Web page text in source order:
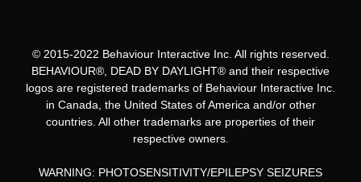
© 2015-2022 Behaviour Interactive Inc. All rights reserved.
BEHAVIOUR®, DEAD BY DAYLIGHT® and their respective
logos are registered trademarks of Behaviour Interactive Inc.
in Canada, the United States of America and/or other
countries. All other trademarks are properties of their
respective owners.
WARNING: PHOTOSENSITIVITY/EPILEPSY SEIZURES